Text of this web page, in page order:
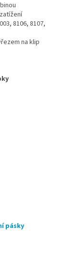
8106, 8107,
na klip
pásky